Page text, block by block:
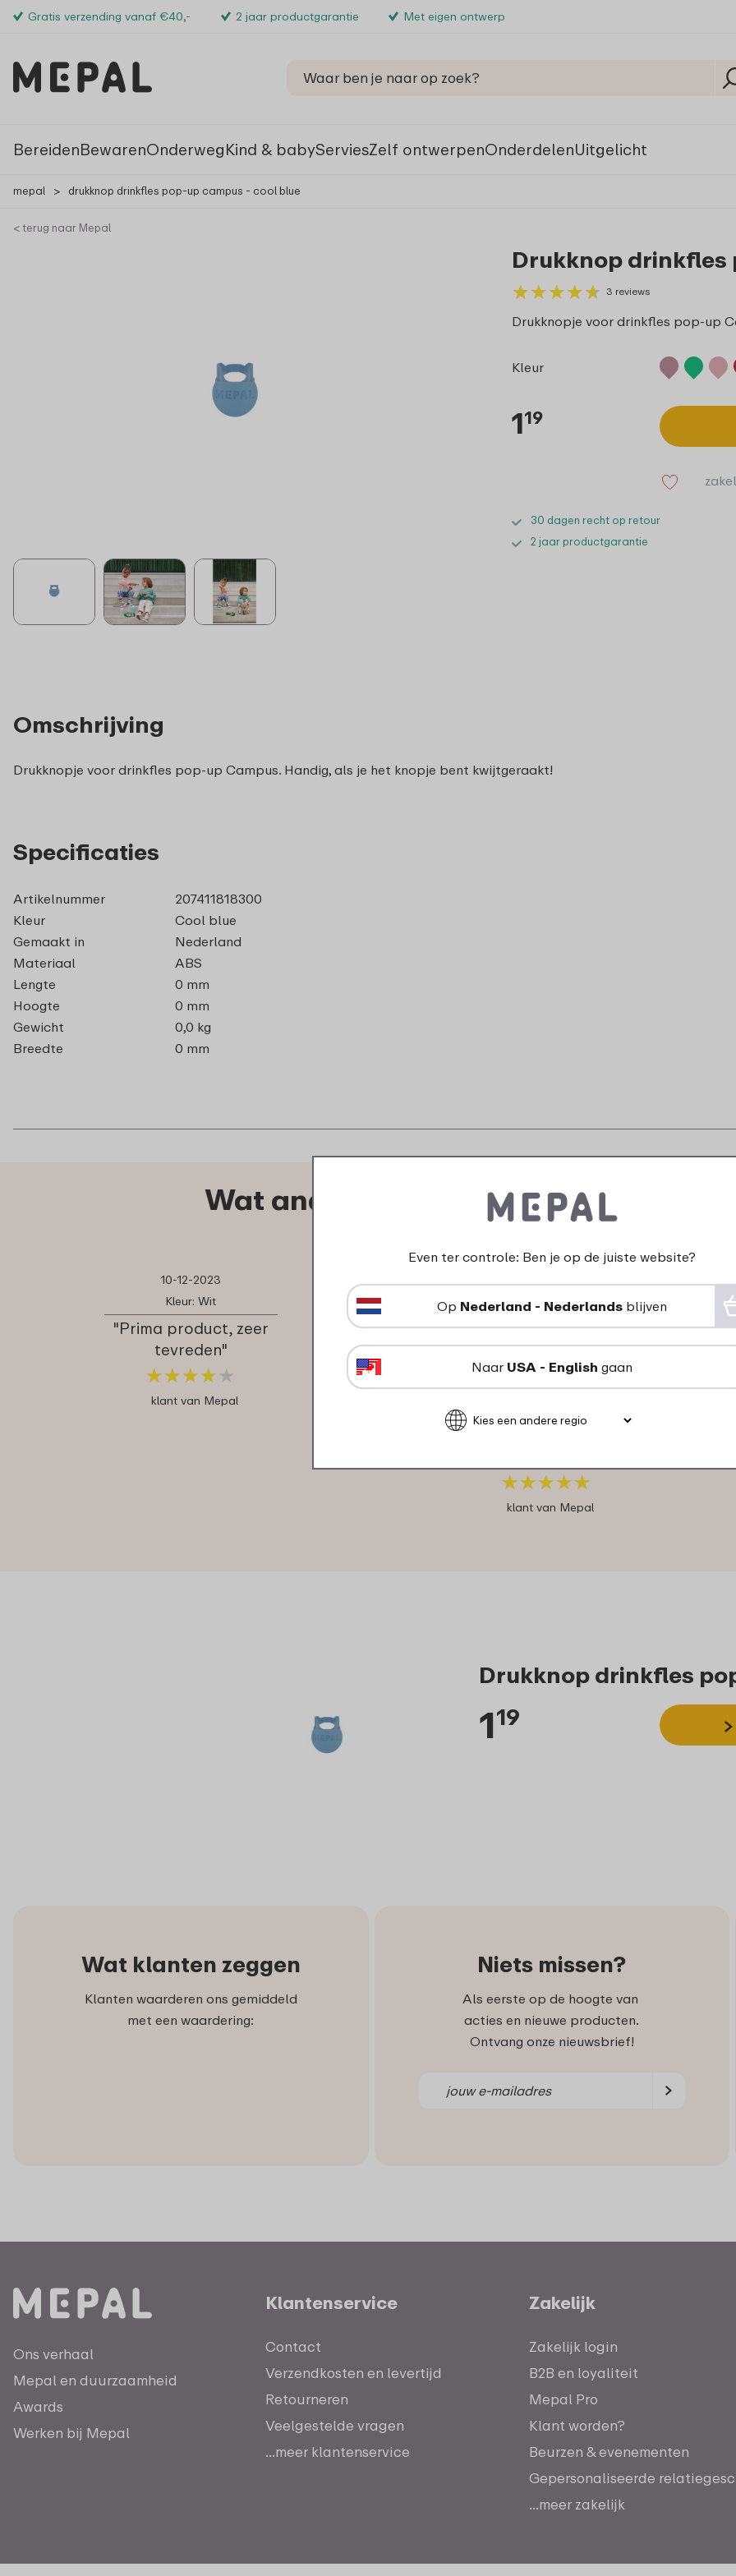
Gratis verzending vanaf €40,- 2 jaar productgarantie Met eigen ontwerp
BereidenBewarenOnderwegKind & babyServiesZelf ontwerpenOnderdelenUitgelicht
mepal > drukknop drinkfles pop-up campus - cool blue
< terug naar Mepal
Drukknop drinkfles
★★★★★
★★★★★ 3 reviews
Drukknopje voor drinkfles pop-up
Kleur
119
30 dagen recht op retour
2 jaar productgarantie
Omschrijving
Drukknopje voor drinkfles pop-up Campus. Handig, als je het knopje bent kwijtgeraakt!
Specificaties
Artikelnummer
207411818300
Kleur
Cool blue
Gemaakt in
Nederland
Materiaal
ABS
Lengte
0 mm
Hoogte
0 mm
Gewicht
0,0 kg
Breedte
0 mm
Wat anderen zeggen over Drukknop
10-12-2023
Kleur: Wit
"Prima product, zeer
tevreden"
★★★★ ★
★★★★ ★
klant van Mepal
Kleur: Wit
"Dop van fles ging niet
meer dicht. Dit
onderdeel vervangen
en probleem is
opgelost. Het is wel
★★★★★
★★★★★
klant van Mepal
Drukknop drinkfles
119
Wat klanten zeggen
Klanten waarderen ons gemiddeld
met een waardering:
Niets missen?
Als eerste op de hoogte van
acties en nieuwe producten.
Ontvang onze nieuwsbrief!
Ons verhaal
Mepal en duurzaamheid
Awards
Werken bij Mepal
Klantenservice
Contact
Verzendkosten en levertijd
Retourneren
Veelgestelde vragen
...meer klantenservice
Zakelijk
Zakelijk login
B2B en loyaliteit
Mepal Pro
Klant worden?
Beurzen & evenementen
Gepersonaliseerde
...meer zakelijk
Even ter controle: Ben je op de juiste website?
Op Nederland - Nederlands blijven
Naar USA - English gaan